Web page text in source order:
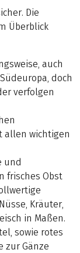
Die
Überblick
auch
doch
verfolgen
allen wichtigen
und
frisches Obst
Kräuter,
in Maßen.
sowie rotes
zur Gänze